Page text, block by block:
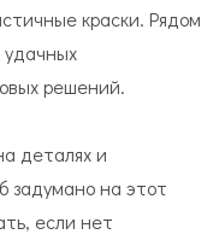
краски. Рядом
удачных
решений.
деталях и
задумано на этот
если нет